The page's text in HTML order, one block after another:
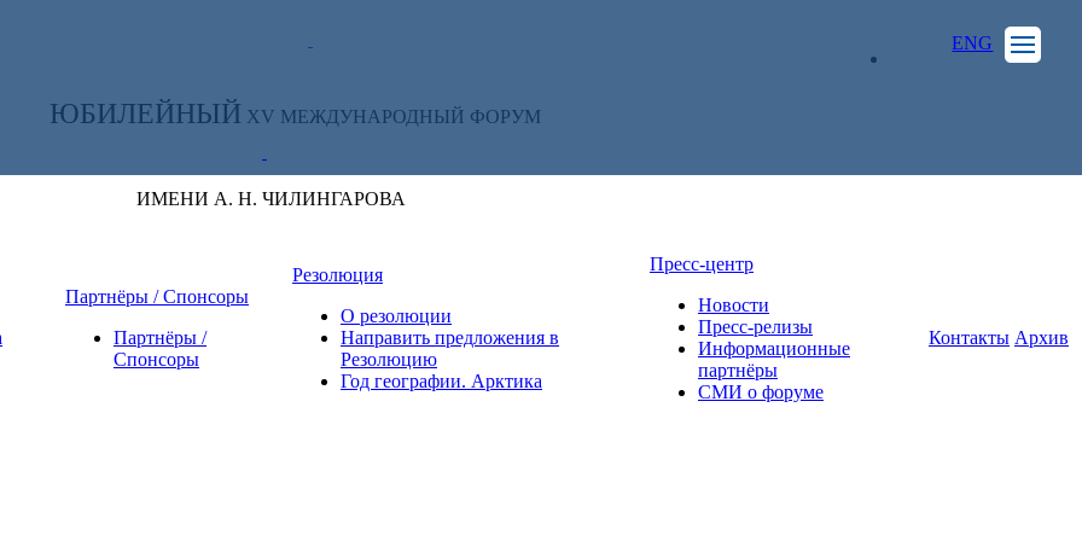
ENG
ЛИЧНЫЙ КАБИНЕТ
ЮБИЛЕЙНЫЙ XV МЕЖДУНАРОДНЫЙ ФОРУМ
ИМЕНИ А. Н. ЧИЛИНГАРОВА
Партнёры / Спонсоры
Партнёры /
Спонсоры
Резолюция
О резолюции
Направить предложения в
Резолюцию
Год географии. Арктика
Пресс-центр
Новости
Пресс-релизы
Информационные
партнёры
СМИ о форуме
Контакты Архив